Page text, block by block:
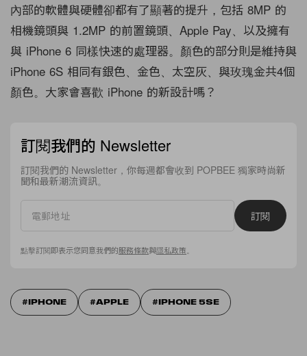
內部的軟體與硬體卻都有了顯著的提升，包括 8MP 的
相機鏡頭與 1.2MP 的前置鏡頭、Apple Pay、以及擁有
與 iPhone 6 同樣快速的處理器。顏色的部分則是維持與
iPhone 6S 相同有銀色、金色、太空灰、與玫瑰金共4個
顏色。大家會喜歡 iPhone 的新設計嗎？
訂閱我們的 Newsletter
訂閱我們的 Newsletter，你每週都會收到 POPBEE 獨家時尚新
聞和最新潮流資訊。
訂閱
點擊訂閱即表示您同意我們的服務條款與隱私政策
IPHONE APPLE IPHONE 5SE